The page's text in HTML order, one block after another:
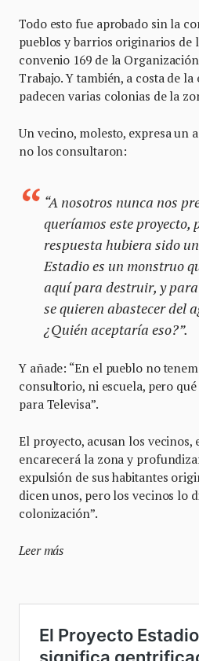
Todo esto fue aprobado sin la
pueblos y barrios originarios de
convenio 169 de la
Trabajo. Y también, a costa de la
padecen varias colonias de la
Un vecino, molesto, expresa un
no los consultaron:
“A nosotros nunca nos
queríamos este proyecto,
respuesta hubiera sido
Estadio es un monstruo
aquí para destruir, y
se quieren abastecer del
¿Quién aceptaría eso?”.
Y añade: “En el pueblo no
consultorio, ni escuela, pero
para Televisa”.
El proyecto, acusan los vecinos,
encarecerá la zona y
expulsión de sus habitantes
dicen unos, pero los vecinos lo
colonización”.
Leer más